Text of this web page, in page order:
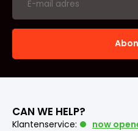
CAN WE HELP?
Klantenservice:
now